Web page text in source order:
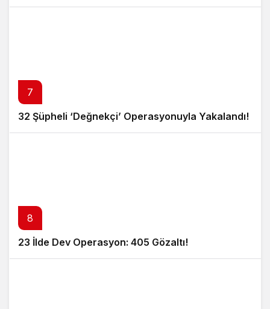
7
32 Şüpheli ‘Değnekçi’ Operasyonuyla Yakalandı!
8
23 İlde Dev Operasyon: 405 Gözaltı!